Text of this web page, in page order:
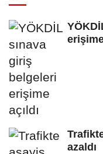
erişime
azaldı